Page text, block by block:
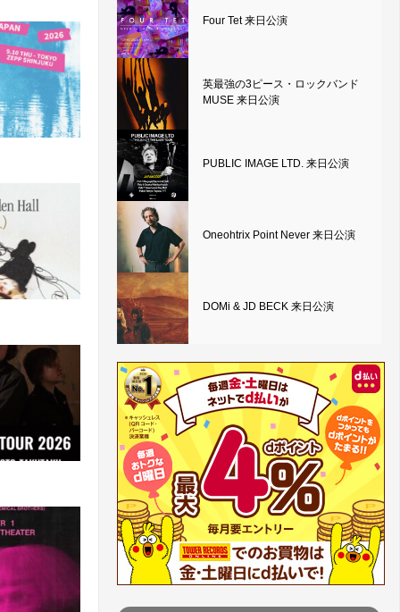
Four Tet 来日公演
英最強の3ピース・ロックバンド
MUSE 来日公演
PUBLIC IMAGE LTD. 来日公演
Oneohtrix Point Never 来日公演
DOMi & JD BECK 来日公演